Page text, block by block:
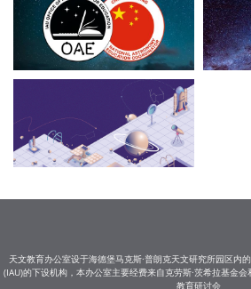
天文教育办公室设于海德堡马克斯·普朗克天文研究所园区内
(IAU)的下设机构，本办公室主要经费来自克劳斯·茨希拉基金
教育研讨会